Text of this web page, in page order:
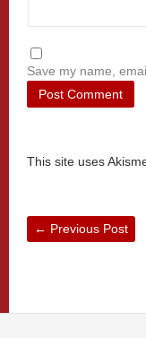
Save my name,
This site uses
← Previous Post